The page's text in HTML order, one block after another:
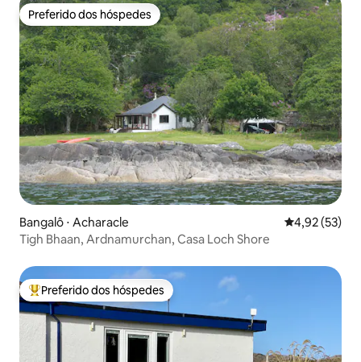
Preferido dos hóspedes
Preferido dos hóspedes
Bangalô ⋅ Acharacle 4,92 de uma
4,92 (53)
Tigh Bhaan, Ardnamurchan, Casa Loch Shore
Entre os melhores preferidos dos hóspedes
Preferido dos hóspedes